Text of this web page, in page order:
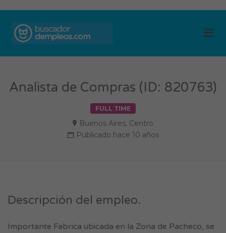
Analista de Compras (ID: 820763)
FULL TIME
Buenos Aires, Centro
Publicado hace 10 años
Descripción del empleo.
Importante Fabrica ubicada en la Zona de Pacheco, se